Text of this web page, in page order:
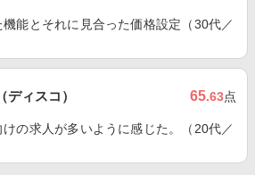
能とそれに見合った価格設定（30代／
ィスコ） 65.63点
の求人が多いように感じた。（20代／